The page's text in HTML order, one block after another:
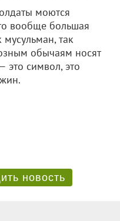
моются
вообще большая
так
обычаям носят
это символ, это
новость